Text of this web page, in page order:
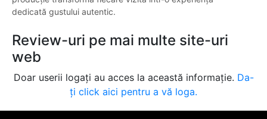
dedicată gustului autentic.
Review-uri pe mai multe site-uri
web
Doar userii logați au acces la această informație. Da-
ți click aici pentru a vă loga.